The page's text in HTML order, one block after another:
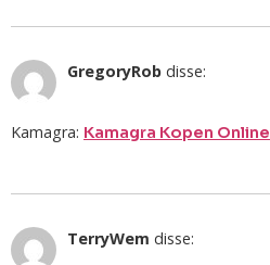
GregoryRob disse:
Kamagra: Kamagra Kopen Online
TerryWem disse: